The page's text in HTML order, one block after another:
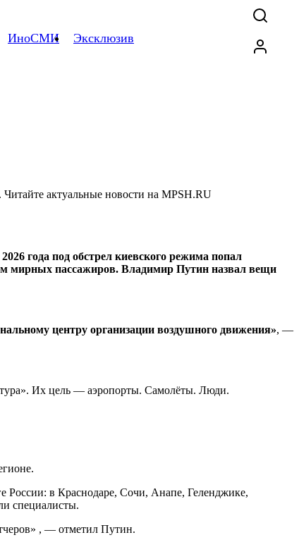
ИноСМИ Эксклюзив
года под обстрел киевского режима попал
мирных пассажиров. Владимир Путин назвал вещи
центру организации воздушного движения», —
Их цель — аэропорты. Самолёты. Люди.
России: в Краснодаре, Сочи, Анапе, Геленджике,
специалисты.
, — отметил Путин.